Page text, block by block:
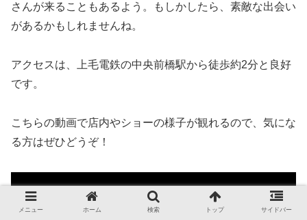
さんが来ることもあるよう。もしかしたら、素敵な出会い
があるかもしれませんね。
アクセスは、上毛電鉄の中央前橋駅から徒歩約2分と良好
です。
こちらの動画で店内やショーの様子が観れるので、気にな
る方はぜひどうぞ！
メニュー ホーム 検索 トップ サイドバー